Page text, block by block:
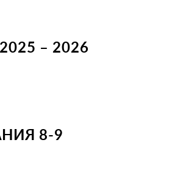
– 2026
8-9